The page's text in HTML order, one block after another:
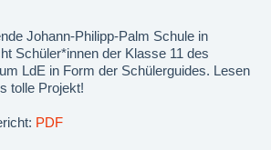
Johann-Philipp-Palm Schule in
Schüler*innen der Klasse 11 des
LdE in Form der Schülerguides. Lesen
tolle Projekt!
PDF